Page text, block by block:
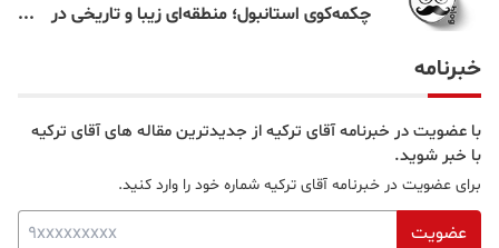
چکمه‌کوی استانبول؛ منطقه‌ای زیبا و تاریخی در
خبرنامه
با عضویت در خبرنامه آقای ترکیه از جدیدترین مقاله های آقای ترکیه
با خبر شوید.
برای عضویت در خبرنامه آقای ترکیه شماره خود را وارد کنید.
عضویت